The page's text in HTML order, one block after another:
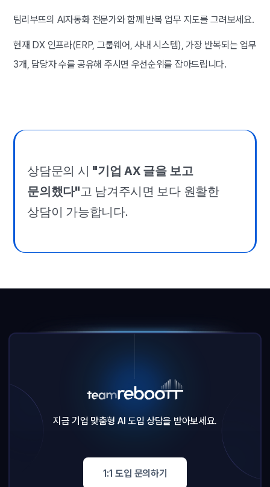
팀리부뜨의 AI자동화 전문가와 함께 반복 업무 지도를 그려보세요.
현재 DX 인프라(ERP, 그룹웨어, 사내 시스템), 가장 반복되는 업무
3개, 담당자 수를 공유해 주시면 우선순위를 잡아드립니다.
상담문의 시 "기업 AX 글을 보고
문의했다"고 남겨주시면 보다 원활한
상담이 가능합니다.
지금 기업 맞춤형 AI 도입 상담을 받아보세요.
1:1 도입 문의하기